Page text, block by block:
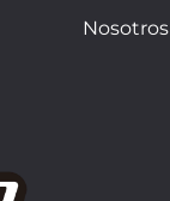
Nosotros